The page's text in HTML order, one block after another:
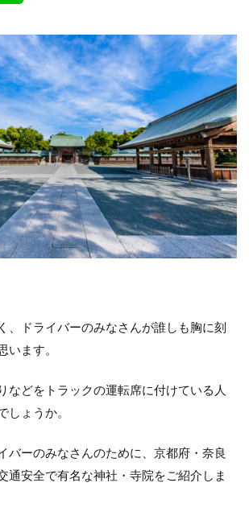
、ドライバーのみなさんが誰しも胸に刻
います。
などをトラックの運転席に付けている人
しょうか。
バーのみなさんのために、京都府・奈良
通安全で有名な神社・寺院をご紹介しま